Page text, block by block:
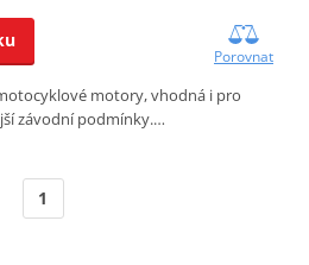
Porovnat
motory, vhodná i pro
závodní podmínky.…
1